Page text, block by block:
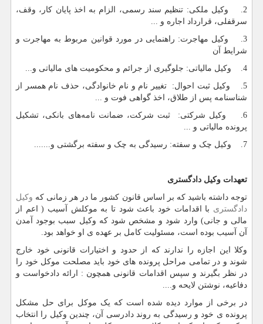
2. وکیل ملکی: تنظیم سند رسمی، الزام به اخذ پایان کار، وقف،
سرقفلی، قرارداد اجاره و ...
3. وکیل مهاجرت: راهنمایی در مورد قوانین مربوط به مهاجرت و
شرایط آن
4. وکیل مالیاتی: جلوگیری از جرائم و محکومیت های مالیاتی و...
5. وکیل ثبت احوال: تغییر نام و نام خانوادگی، حذف نام همسر از
شناسنامه پس از طلاق، اخذ گواهی فوت و ...
6. وکیل شرکتی: ثبت شرکت، ضمانت نامه‌های بانکی، تشکیل
پرونده مالیاتی و ...
7. وکیل چک و سفته: رسیدگی به چک و سفته برگشتی و.......
تعهدات وکیل دادگستری
توجه داشته باشید که بر اساس قانون کشور ما در هر زمانی که وکیل
دادگستری با اقدامات خود باعث شود تا به موکلش آسیب ( اعم از
مالی و جانی) وارد شود و مشخص شود که وکیل سبب بوجود آمدن
آن آسیب بوده است، مسئولیت کامل بر عهده ی او خواهد بود.
وکلا این اجازه را ندارند که از حدود و اختیارات قانونی خود خارج
شوند و در تمامی مراحل پرونده های خود باید مصلحت موکل خود را
در نظر بگیرند و سپس اقدامات قانونی همچون : ارائه دادخواست و
دفاعیه، نوشتن لایحه و....
در برخی از موارد دیده شده است که یک موکل برای حل مشکل
پرونده ی خود و رسیدگی به روند دادرسی آن، چندین وکیل را انتخاب